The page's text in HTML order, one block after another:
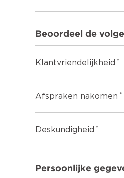
Beoordeel de
Klantvriendelijkheid
Afspraken nakomen
Deskundigheid
Persoonlijke